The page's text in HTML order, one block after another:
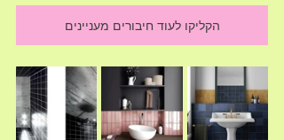
הקליקו לעוד חיבורים מעניינים